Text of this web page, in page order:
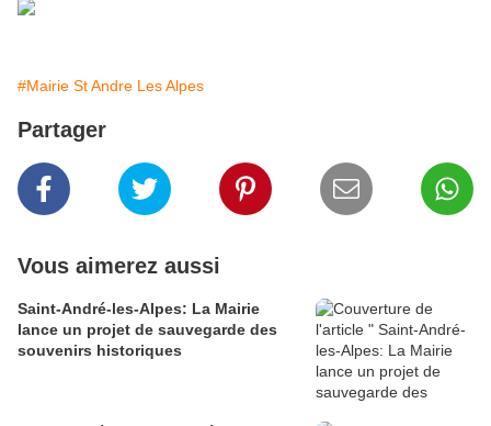
#Mairie St Andre Les Alpes
Partager
Vous aimerez aussi
Saint-André-les-Alpes: La Mairie
lance un projet de sauvegarde des
souvenirs historiques